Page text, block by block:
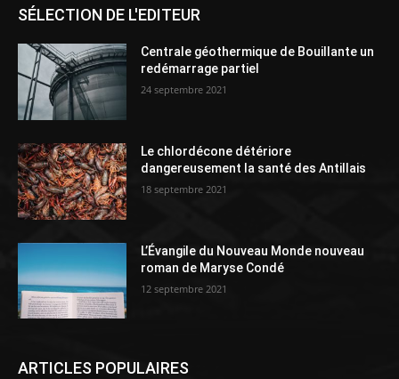
SÉLECTION DE L'EDITEUR
Centrale géothermique de Bouillante un
redémarrage partiel
24 septembre 2021
Le chlordécone détériore
dangereusement la santé des Antillais
18 septembre 2021
L’Évangile du Nouveau Monde nouveau
roman de Maryse Condé
12 septembre 2021
ARTICLES POPULAIRES